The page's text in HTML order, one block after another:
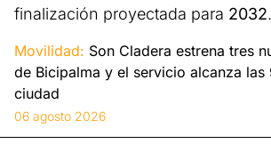
finalización proyectada para 2032.
Movilidad: Son Cladera estrena tres
de Bicipalma y el servicio alcanza las
ciudad
06 agosto 2026